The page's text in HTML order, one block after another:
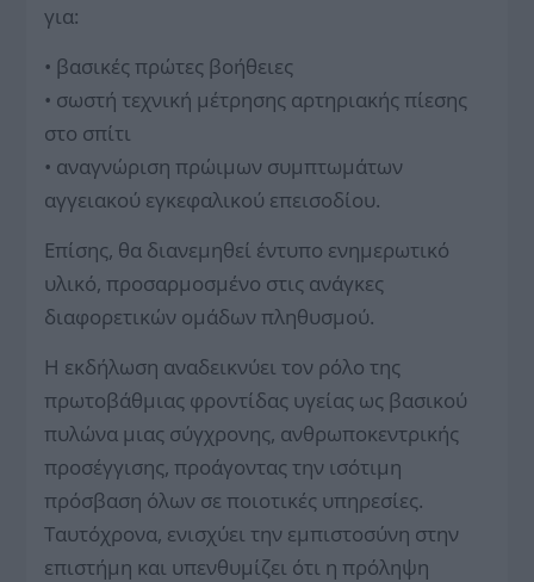
για:
• βασικές πρώτες βοήθειες
• σωστή τεχνική μέτρησης αρτηριακής πίεσης
στο σπίτι
• αναγνώριση πρώιμων συμπτωμάτων
αγγειακού εγκεφαλικού επεισοδίου.
Επίσης, θα διανεμηθεί έντυπο ενημερωτικό
υλικό, προσαρμοσμένο στις ανάγκες
διαφορετικών ομάδων πληθυσμού.
Η εκδήλωση αναδεικνύει τον ρόλο της
πρωτοβάθμιας φροντίδας υγείας ως βασικού
πυλώνα μιας σύγχρονης, ανθρωποκεντρικής
προσέγγισης, προάγοντας την ισότιμη
πρόσβαση όλων σε ποιοτικές υπηρεσίες.
Ταυτόχρονα, ενισχύει την εμπιστοσύνη στην
επιστήμη και υπενθυμίζει ότι η πρόληψη